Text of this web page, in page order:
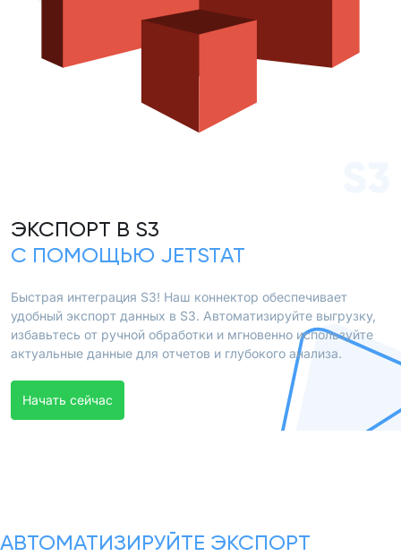
ЭКСПОРТ В S3
С ПОМОЩЬЮ JETSTAT
Быстрая интеграция S3! Наш коннектор обеспечивает
удобный экспорт данных в S3. Автоматизируйте выгрузку,
избавьтесь от ручной обработки и мгновенно используйте
актуальные данные для отчетов и глубокого анализа.
Начать сейчас
АВТОМАТИЗИРУЙТЕ ЭКСПОРТ